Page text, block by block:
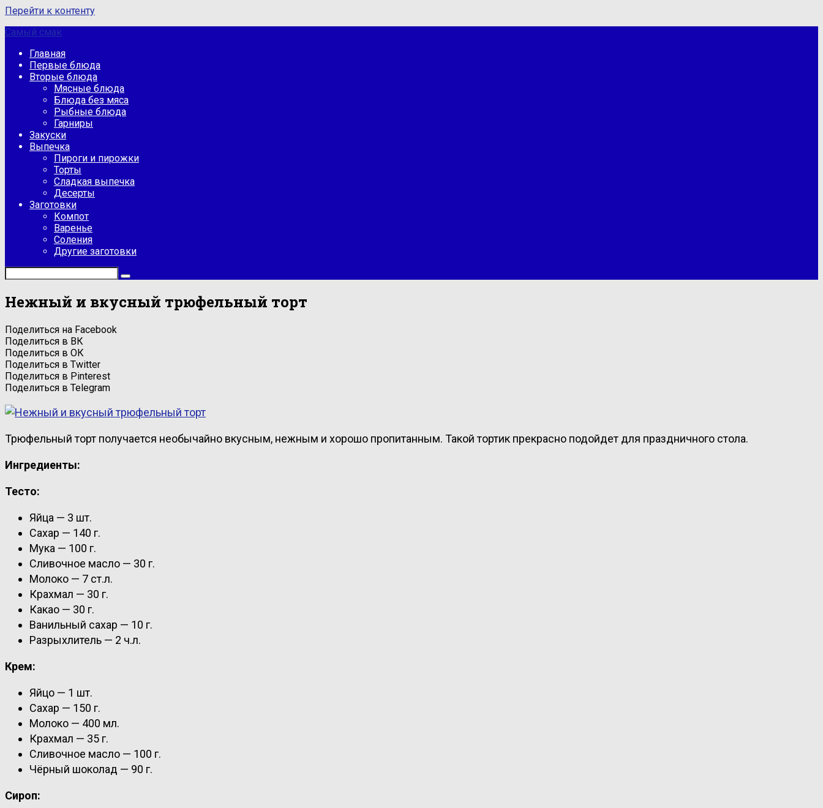
Перейти к контенту
Самый смак
Главная
Первые блюда
Вторые блюда
Мясные блюда
Блюда без мяса
Рыбные блюда
Гарниры
Закуски
Выпечка
Пироги и пирожки
Торты
Сладкая выпечка
Десерты
Заготовки
Компот
Варенье
Соления
Другие заготовки
Нежный и вкусный трюфельный торт
Поделиться на Facebook
Поделиться в ВК
Поделиться в ОК
Поделиться в Twitter
Поделиться в Pinterest
Поделиться в Telegram
Трюфельный торт получается необычайно вкусным, нежным и хорошо пропитанным. Такой тортик прекрасно подойдет для праздничного стола.
Ингредиенты:
Тесто:
Яйца — 3 шт.
Сахар — 140 г.
Мука — 100 г.
Сливочное масло — 30 г.
Молоко — 7 ст.л.
Крахмал — 30 г.
Какао — 30 г.
Ванильный сахар — 10 г.
Разрыхлитель — 2 ч.л.
Крем:
Яйцо — 1 шт.
Сахар — 150 г.
Молоко — 400 мл.
Крахмал — 35 г.
Сливочное масло — 100 г.
Чёрный шоколад — 90 г.
Сироп: